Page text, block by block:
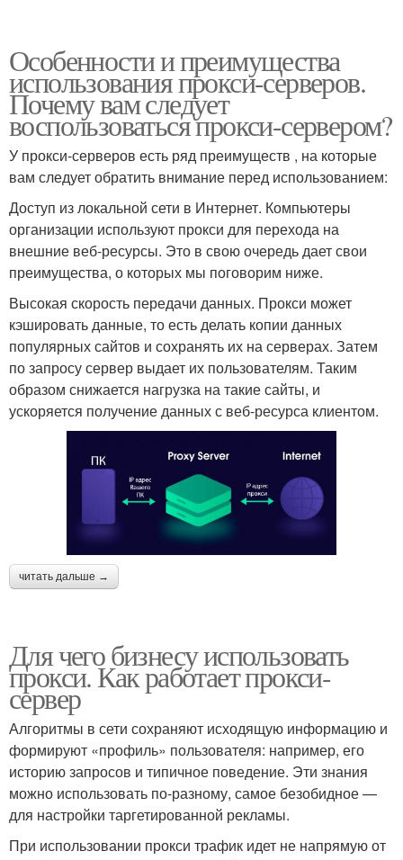
Особенности и преимущества
использования прокси-серверов.
Почему вам следует
воспользоваться прокси-сервером?
У прокси-серверов есть ряд преимуществ , на которые
вам следует обратить внимание перед использованием:
Доступ из локальной сети в Интернет. Компьютеры
организации используют прокси для перехода на
внешние веб-ресурсы. Это в свою очередь дает свои
преимущества, о которых мы поговорим ниже.
Высокая скорость передачи данных. Прокси может
кэшировать данные, то есть делать копии данных
популярных сайтов и сохранять их на серверах. Затем
по запросу сервер выдает их пользователям. Таким
образом снижается нагрузка на такие сайты, и
ускоряется получение данных с веб-ресурса клиентом.
читать дальше →
Для чего бизнесу использовать
прокси. Как работает прокси-
сервер
Алгоритмы в сети сохраняют исходящую информацию и
формируют «профиль» пользователя: например, его
историю запросов и типичное поведение. Эти знания
можно использовать по-разному, самое безобидное —
для настройки таргетированной рекламы.
При использовании прокси трафик идет не напрямую от